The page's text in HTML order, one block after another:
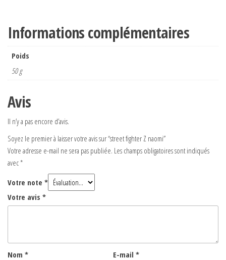
Informations complémentaires
Poids
50 g
Avis
Il n’y a pas encore d’avis.
Soyez le premier à laisser votre avis sur “street fighter Z naomi”
Votre adresse e-mail ne sera pas publiée. Les champs obligatoires sont indiqués
avec*
Votre note *
Votre avis *
Nom * E-mail *